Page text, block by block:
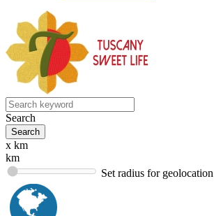
Search
x km
km
Set radius for geolocation